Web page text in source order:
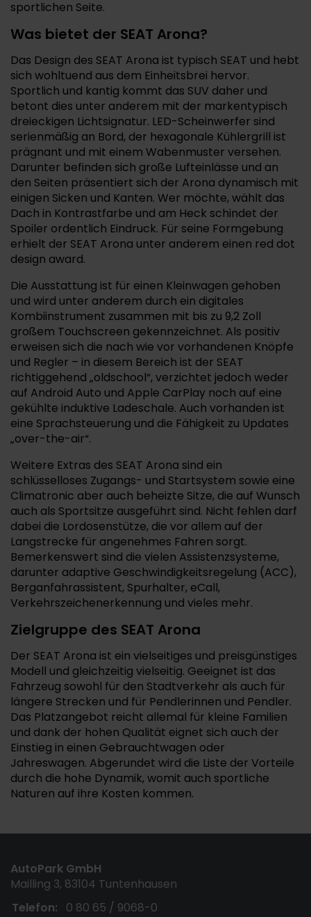
sportlichen Seite.
Was bietet der SEAT Arona?
Das Design des SEAT Arona ist typisch SEAT und hebt
sich wohltuend aus dem Einheitsbrei hervor.
Sportlich und kantig kommt das SUV daher und
betont dies unter anderem mit der markentypisch
dreieckigen Lichtsignatur. LED-Scheinwerfer sind
serienmäßig an Bord, der hexagonale Kühlergrill ist
prägnant und mit einem Wabenmuster versehen.
Darunter befinden sich große Lufteinlässe und an
den Seiten präsentiert sich der Arona dynamisch mit
einigen Sicken und Kanten. Wer möchte, wählt das
Dach in Kontrastfarbe und am Heck schindet der
Spoiler ordentlich Eindruck. Für seine Formgebung
erhielt der SEAT Arona unter anderem einen red dot
design award.
Die Ausstattung ist für einen Kleinwagen gehoben
und wird unter anderem durch ein digitales
Kombiinstrument zusammen mit bis zu 9,2 Zoll
großem Touchscreen gekennzeichnet. Als positiv
erweisen sich die nach wie vor vorhandenen Knöpfe
und Regler – in diesem Bereich ist der SEAT
richtiggehend „oldschool“, verzichtet jedoch weder
auf Android Auto und Apple CarPlay noch auf eine
gekühlte induktive Ladeschale. Auch vorhanden ist
eine Sprachsteuerung und die Fähigkeit zu Updates
„over-the-air“.
Weitere Extras des SEAT Arona sind ein
schlüsselloses Zugangs- und Startsystem sowie eine
Climatronic aber auch beheizte Sitze, die auf Wunsch
auch als Sportsitze ausgeführt sind. Nicht fehlen darf
dabei die Lordosenstütze, die vor allem auf der
Langstrecke für angenehmes Fahren sorgt.
Bemerkenswert sind die vielen Assistenzsysteme,
darunter adaptive Geschwindigkeitsregelung (ACC),
Berganfahrassistent, Spurhalter, eCall,
Verkehrszeichenerkennung und vieles mehr.
Zielgruppe des SEAT Arona
Der SEAT Arona ist ein vielseitiges und preisgünstiges
Modell und gleichzeitig vielseitig. Geeignet ist das
Fahrzeug sowohl für den Stadtverkehr als auch für
längere Strecken und für Pendlerinnen und Pendler.
Das Platzangebot reicht allemal für kleine Familien
und dank der hohen Qualität eignet sich auch der
Einstieg in einen Gebrauchtwagen oder
Jahreswagen. Abgerundet wird die Liste der Vorteile
durch die hohe Dynamik, womit auch sportliche
Naturen auf ihre Kosten kommen.
AutoPark GmbH
Mailling 3, 83104 Tuntenhausen
Telefon:
0 80 65 / 9068-0